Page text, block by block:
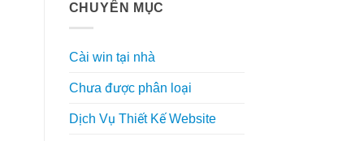
CHUYÊN MỤC
Cài win tại nhà
Chưa được phân loại
Dịch Vụ Thiết Kế Website